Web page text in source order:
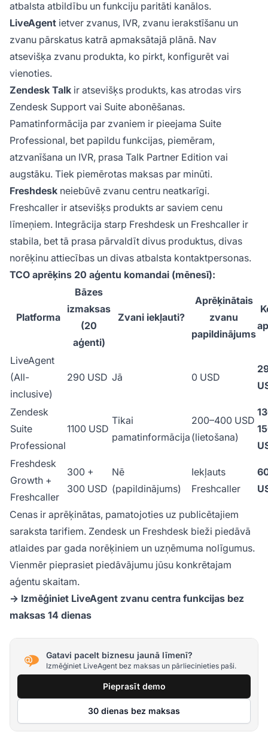
atbalsta atbildību un funkciju paritāti kanālos.
LiveAgent ietver zvanus, IVR, zvanu ierakstīšanu un
zvanu pārskatus katrā apmaksātajā plānā. Nav
atsevišķa zvanu produkta, ko pirkt, konfigurēt vai
vienoties.
Zendesk Talk ir atsevišķs produkts, kas atrodas virs
Zendesk Support vai Suite abonēšanas.
Pamatinformācija par zvaniem ir pieejama Suite
Professional, bet papildu funkcijas, piemēram,
atzvanīšana un IVR, prasa Talk Partner Edition vai
augstāku. Tiek piemērotas maksas par minūti.
Freshdesk neiebūvē zvanu centru neatkarīgi.
Freshcaller ir atsevišķs produkts ar saviem cenu
līmeņiem. Integrācija starp Freshdesk un Freshcaller ir
stabila, bet tā prasa pārvaldīt divus produktus, divas
norēķinu attiecības un divas atbalsta kontaktpersonas.
TCO aprēķins 20 aģentu komandai (mēnesī):
Platforma
Bāzes
izmaksas
(20
aģenti)
Zvani iekļauti?
Aprēķinātais
zvanu
papildinājums
LiveAgent
(All-
inclusive)
290 USD Jā 0 USD
Zendesk
Suite
Professional
1100 USD
Tikai
pamatinformācija
200–400 USD
(lietošana)
Freshdesk
Growth +
Freshcaller
300 +
300 USD
Nē
(papildinājums)
Iekļauts
Freshcaller
Cenas ir aprēķinātas, pamatojoties uz publicētajiem
saraksta tarifiem. Zendesk un Freshdesk bieži piedāvā
atlaides par gada norēķiniem un uzņēmuma nolīgumus.
Vienmēr pieprasiet piedāvājumu jūsu konkrētajam
aģentu skaitam.
→ Izmēģiniet LiveAgent zvanu centra funkcijas bez
maksas 14 dienas
Gatavi pacelt biznesu jaunā līmenī?
Izmēģiniet LiveAgent bez maksas un pārliecinieties paši.
Pieprasīt demo
30 dienas bez maksas